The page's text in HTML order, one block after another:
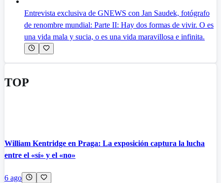
Entrevista exclusiva de GNEWS con Jan Saudek, fotógrafo
de renombre mundial: Parte II: Hay dos formas de vivir. O es
una vida mala y sucia, o es una vida maravillosa e infinita.
TOP
William Kentridge en Praga: La exposición captura la lucha
entre el «sí» y el «no»
6 ago